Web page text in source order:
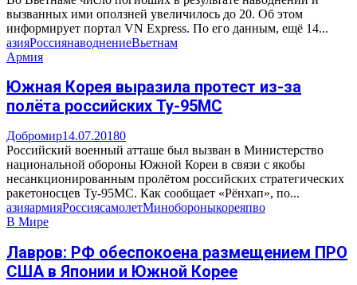
вызванных ими оползней увеличилось до 20. Об этом
информирует портал VN Express. По его данным, ещё 14...
азияРоссиянаводнениеВьетнам
Армия
Южная Корея выразила протест из-за
полёта российских Ту-95МС
Добромир14.07.20180
Российский военный атташе был вызван в Министерство
национальной обороны Южной Кореи в связи с якобы
несанкционированным пролётом российских стратегических
ракетоносцев Ту-95МС. Как сообщает «Рёнхап», по...
азияармияРоссиясамолетМинобороныкореяпво
В Мире
Лавров: РФ обеспокоена размещением ПРО
США в Японии и Южной Корее